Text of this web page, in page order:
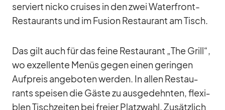
ser­viert nicko crui­ses in den zwei Wa­ter­front-
Re­stau­rants und im Fu­sion Re­stau­rant am Tisch.
Das gilt auch für das feine Re­stau­rant „The Grill“,
wo ex­zel­lente Me­nüs ge­gen ei­nen ge­rin­gen
Auf­preis an­ge­bo­ten wer­den. In al­len Re­stau­
rants spei­sen die Gäste zu aus­ge­dehn­ten, fle­xi­
blen Tisch­zei­ten bei freier Platz­wahl. Zu­sätz­lich